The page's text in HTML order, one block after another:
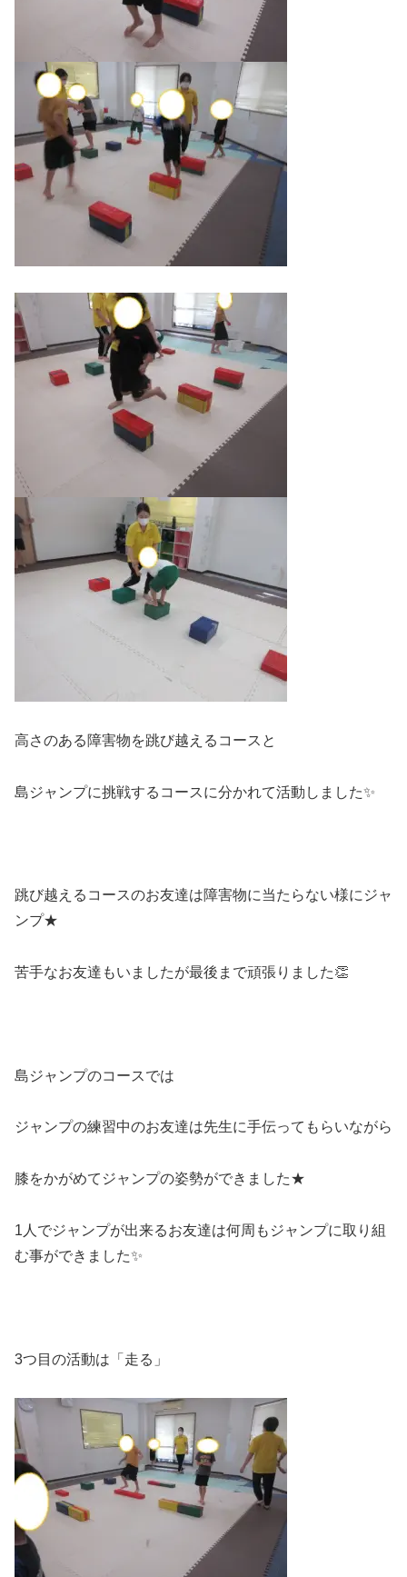
高さのある障害物を跳び越えるコースと
島ジャンプに挑戦するコースに分かれて活動しました✨
跳び越えるコースのお友達は障害物に当たらない様にジャ
ンプ★
苦手なお友達もいましたが最後まで頑張りました👏
島ジャンプのコースでは
ジャンプの練習中のお友達は先生に手伝ってもらいながら
膝をかがめてジャンプの姿勢ができました★
1人でジャンプが出来るお友達は何周もジャンプに取り組
む事ができました✨
3つ目の活動は「走る」